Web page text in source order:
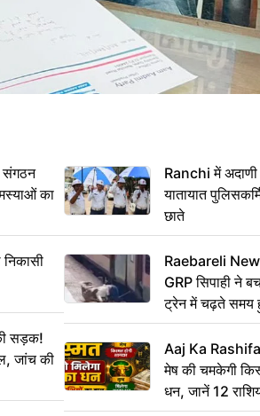
संगठन
का
सड़क!
जांच की
Ranchi में
यातायात
छाते
Raebareli
GRP सिपाही ने
ट्रेन में चढ़ते समय
CCTV में कैद
Aaj Ka
मेष की चमकेगी
धन, जानें 12